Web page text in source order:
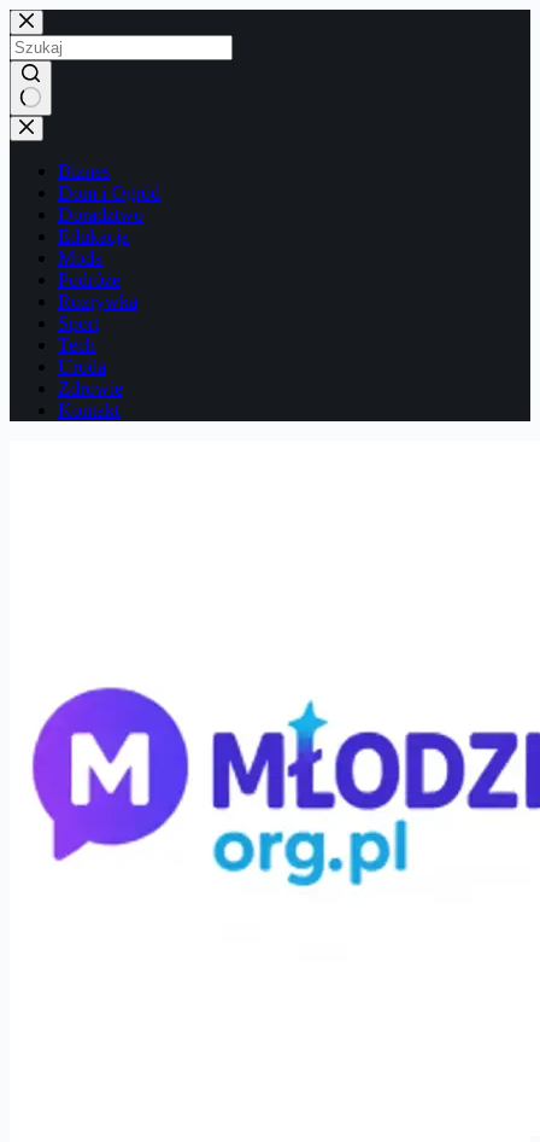
Przejdź
do
treści
Brak
wyników
Biznes
Dom i Ogród
Doradztwo
Edukacja
Moda
Podróże
Rozrywka
Sport
Tech
Uroda
Zdrowie
Kontakt